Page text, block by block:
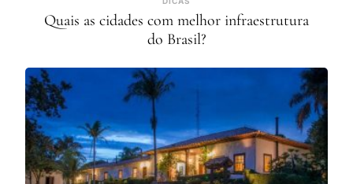
Quais as cidades com melhor infraestrutura
do Brasil?